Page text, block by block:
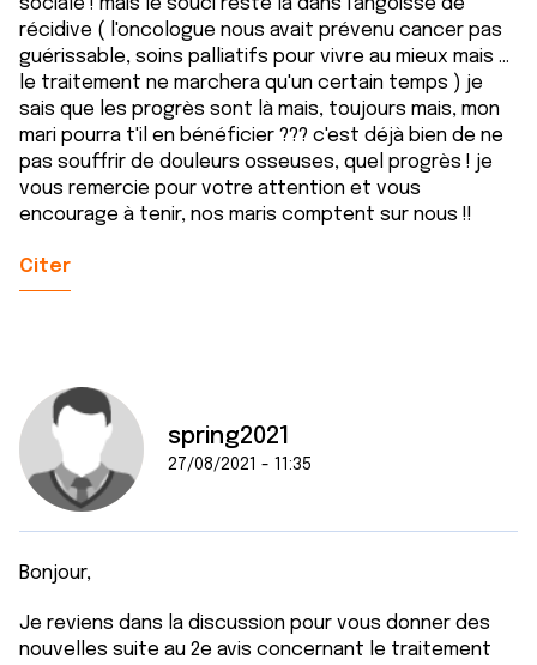
avec d'autres informations que vous leur avez fournies
ou qu'ils ont collectées lors de votre utilisation de leurs
services.
sociale ! mais le souci reste là dans l'angoisse de
récidive ( l'oncologue nous avait prévenu cancer pas
guérissable, soins palliatifs pour vivre au mieux mais ...
le traitement ne marchera qu'un certain temps ) je
sais que les progrès sont là mais, toujours mais, mon
mari pourra t'il en bénéficier ??? c'est déjà bien de ne
pas souffrir de douleurs osseuses, quel progrès ! je
vous remercie pour votre attention et vous
encourage à tenir, nos maris comptent sur nous !!
Citer
spring2021
27/08/2021 - 11:35
Bonjour,
Je reviens dans la discussion pour vous donner des
nouvelles suite au 2e avis concernant le traitement